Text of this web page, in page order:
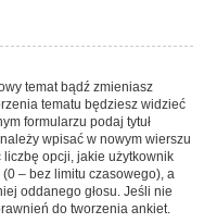
temat bądź zmieniasz
tematu będziesz widzieć
formularzu podaj tytuł
wpisać w nowym wierszu
opcji, jakie użytkownik
– bez limitu czasowego), a
oddanego głosu. Jeśli nie
do tworzenia ankiet.